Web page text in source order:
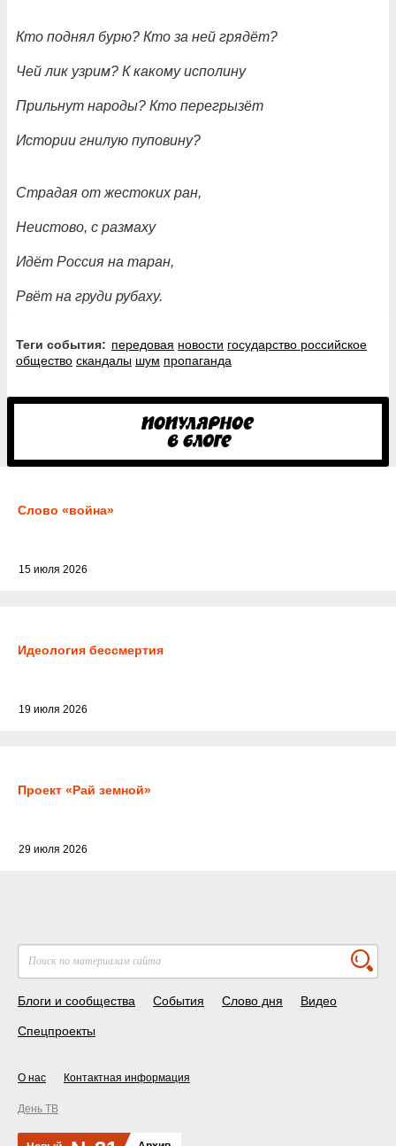
Кто поднял бурю? Кто за ней грядёт?
Чей лик узрим? К какому исполину
Прильнут народы? Кто перегрызёт
Истории гнилую пуповину?
Страдая от жестоких ран,
Неистово, с размаху
Идёт Россия на таран,
Рвёт на груди рубаху.
Теги события: передовая новости государство российское
общество скандалы шум пропаганда
Слово «война»
15 июля 2026
Идеология бессмертия
19 июля 2026
Проект «Рай земной»
29 июля 2026
Блоги и сообщества События Слово дня Видео
Спецпроекты
О нас Контактная информация
День ТВ